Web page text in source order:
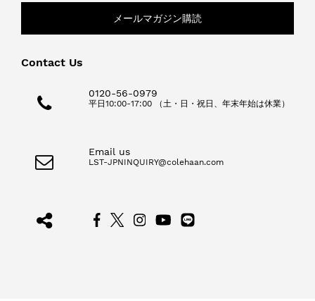
メールマガジン購読
Contact Us
0120-56-0979
平日10:00-17:00 （土・日・祝日、年末年始は休業）
Email us
LST-JPNINQUIRY@colehaan.com